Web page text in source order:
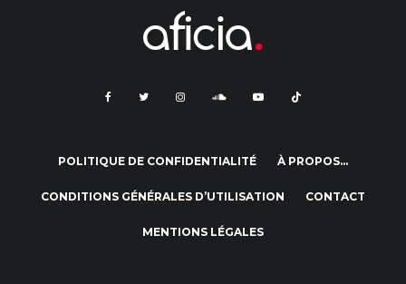
POLITIQUE DE CONFIDENTIALITÉ À PROPOS…
CONDITIONS GÉNÉRALES D’UTILISATION CONTACT
MENTIONS LÉGALES